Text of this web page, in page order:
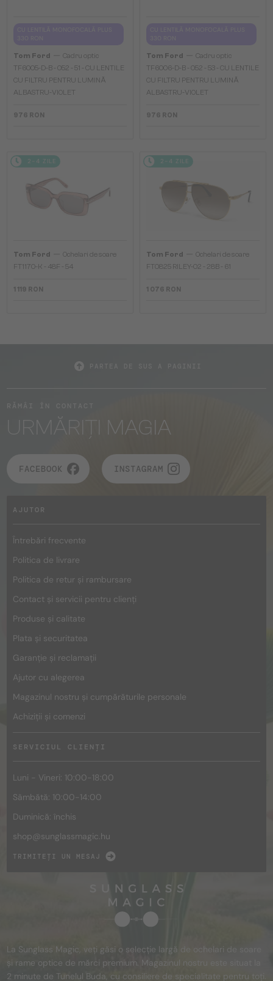
Tom Ford
Cadru optic
TF6005-D-B - 052 - 51 - CU LENTILE
CU FILTRU PENTRU LUMINĂ
ALBASTRU-VIOLET
976 RON
Tom Ford
Cadru optic
TF6006-D-B - 052 - 53 - CU LENTILE
CU FILTRU PENTRU LUMINĂ
ALBASTRU-VIOLET
976 RON
2-4 ZILE
Tom Ford
Ochelari de soare
FT1170-K - 48F - 54
1 119 RON
2-4 ZILE
Tom Ford
Ochelari de soare
FT0825 RILEY-02 - 28B - 61
1 076 RON
URMĂRIȚI MAGIA
FACEBOOK INSTAGRAM
AJUTOR
Întrebări frecvente
Politica de livrare
Politica de retur și rambursare
Contact și servicii pentru clienți
Produse și calitate
Plata și securitatea
Garanție și reclamații
Ajutor cu alegerea
Magazinul nostru și cumpărăturile personale
Achiziții și comenzi
SERVICIUL CLIENȚI
Luni - Vineri: 10:00-18:00
Sâmbătă: 10:00-14:00
Duminică: închis
shop@sunglassmagic.hu
TRIMITEȚI UN MESAJ
La Sunglass Magic, veți găsi o selecție largă de ochelari de soare
și rame optice de mărci premium. Magazinul nostru este situat la
2 minute de Tunelul Buda, cu consiliere de specialitate pentru toți.